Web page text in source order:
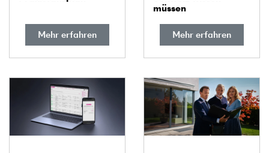
Mehr erfahren
müssen
Mehr erfahren